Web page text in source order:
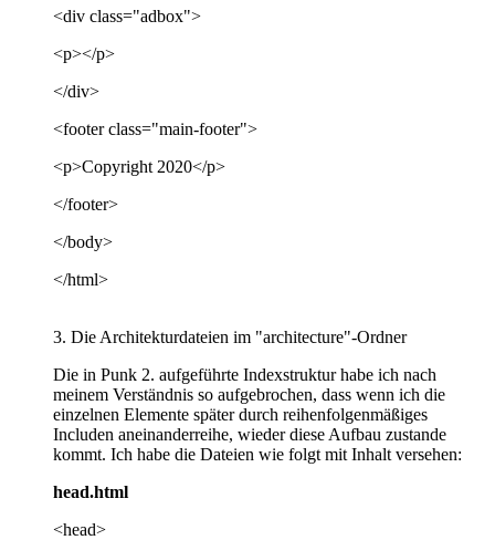
<div class="adbox">
<p></p>
</div>
<footer class="main-footer">
<p>Copyright 2020</p>
</footer>
</body>
</html>
3. Die Architekturdateien im "architecture"-Ordner
Die in Punk 2. aufgeführte Indexstruktur habe ich nach
meinem Verständnis so aufgebrochen, dass wenn ich die
einzelnen Elemente später durch reihenfolgenmäßiges
Includen aneinanderreihe, wieder diese Aufbau zustande
kommt. Ich habe die Dateien wie folgt mit Inhalt versehen:
head.html
<head>